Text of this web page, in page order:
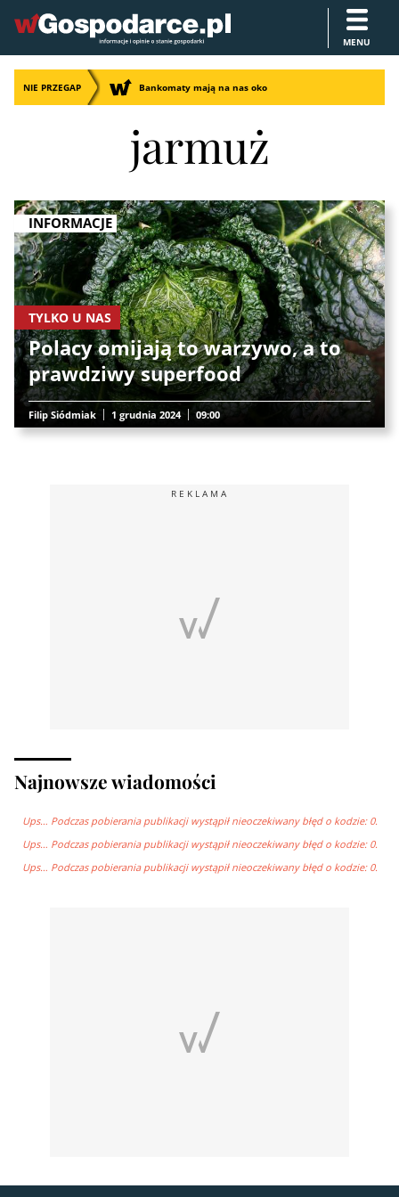
MENU
NIE PRZEGAP Bankomaty mają na nas oko
jarmuż
INFORMACJE
TYLKO U NAS
Polacy omijają to warzywo, a to
prawdziwy superfood
Filip Siódmiak 1 grudnia 2024 09:00
REKLAMA
Najnowsze wiadomości
Ups… Podczas pobierania publikacji wystąpił nieoczekiwany błęd o kodzie: 0.
Ups… Podczas pobierania publikacji wystąpił nieoczekiwany błęd o kodzie: 0.
Ups… Podczas pobierania publikacji wystąpił nieoczekiwany błęd o kodzie: 0.